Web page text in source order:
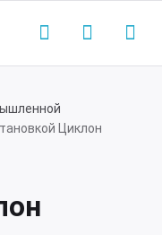
Циклон